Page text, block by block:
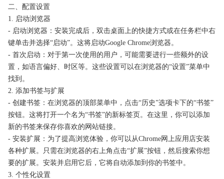
二、配置设置
1. 启动浏览器
- 启动浏览器：安装完成后，双击桌面上的快捷方式或在任务栏中右
键单击并选择“启动”。这将启动Google Chrome浏览器。
- 首次启动：对于第一次使用的用户，可能需要进行一些额外的设
置，如语言偏好、时区等。这些设置可以在浏览器的“设置”菜单中
找到。
2. 添加书签与扩展
- 创建书签：在浏览器的顶部菜单中，点击“历史”选项卡下的“书签”
按钮。这将打开一个名为“书签”的新标签页。在这里，你可以添加
新的书签来保存你喜欢的网站链接。
- 安装扩展：为了提高浏览体验，你可以从Chrome网上应用店安装
各种扩展。只需在浏览器的右上角点击“扩展”按钮，然后搜索你想
要的扩展。安装并启用它后，它将自动添加到你的书签中。
3. 个性化设置